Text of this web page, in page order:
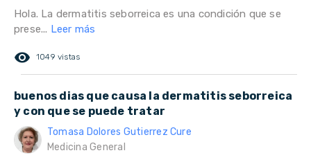
Hola. La dermatitis seborreica es una condición que se
prese... Leer más
remove_red_eye 1049 vistas
buenos dias que causa la dermatitis seborreica
y con que se puede tratar
Tomasa Dolores Gutierrez Cure
Medicina General